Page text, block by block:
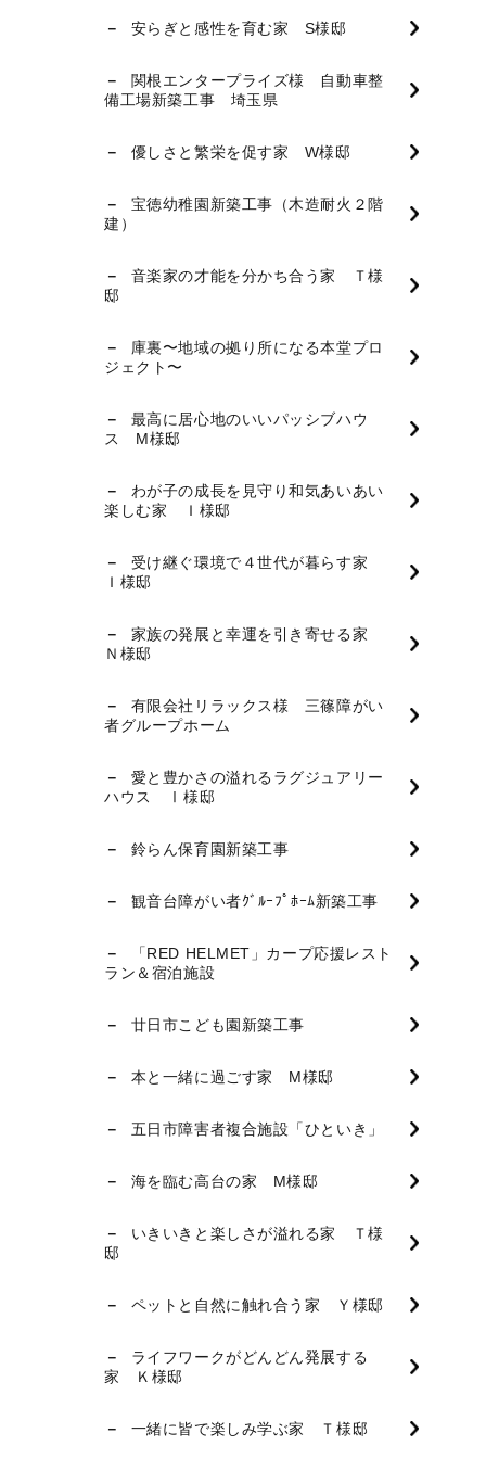
安らぎと感性を育む家 S様邸
関根エンタープライズ様 自動車整
備工場新築工事 埼玉県
優しさと繁栄を促す家 W様邸
宝徳幼稚園新築工事（木造耐火２階
建）
音楽家の才能を分かち合う家 Ｔ様
邸
庫裏〜地域の拠り所になる本堂プロ
ジェクト〜
最高に居心地のいいパッシブハウ
ス M様邸
わが子の成長を見守り和気あいあい
楽しむ家 Ｉ様邸
受け継ぐ環境で４世代が暮らす家
Ｉ様邸
家族の発展と幸運を引き寄せる家
Ｎ様邸
有限会社リラックス様 三篠障がい
者グループホーム
愛と豊かさの溢れるラグジュアリー
ハウス Ⅰ様邸
鈴らん保育園新築工事
観音台障がい者ｸﾞﾙｰﾌﾟﾎｰﾑ新築工事
「RED HELMET」カープ応援レスト
ラン＆宿泊施設
廿日市こども園新築工事
本と一緒に過ごす家 M様邸
五日市障害者複合施設「ひといき」
海を臨む高台の家 M様邸
いきいきと楽しさが溢れる家 Ｔ様
邸
ペットと自然に触れ合う家 Ｙ様邸
ライフワークがどんどん発展する
家 Ｋ様邸
一緒に皆で楽しみ学ぶ家 Ｔ様邸